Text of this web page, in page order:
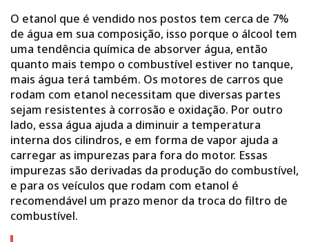
O etanol que é vendido nos postos tem cerca de 7%
de água em sua composição, isso porque o álcool tem
uma tendência química de absorver água, então
quanto mais tempo o combustível estiver no tanque,
mais água terá também. Os motores de carros que
rodam com etanol necessitam que diversas partes
sejam resistentes à corrosão e oxidação. Por outro
lado, essa água ajuda a diminuir a temperatura
interna dos cilindros, e em forma de vapor ajuda a
carregar as impurezas para fora do motor. Essas
impurezas são derivadas da produção do combustível,
e para os veículos que rodam com etanol é
recomendável um prazo menor da troca do filtro de
combustível.